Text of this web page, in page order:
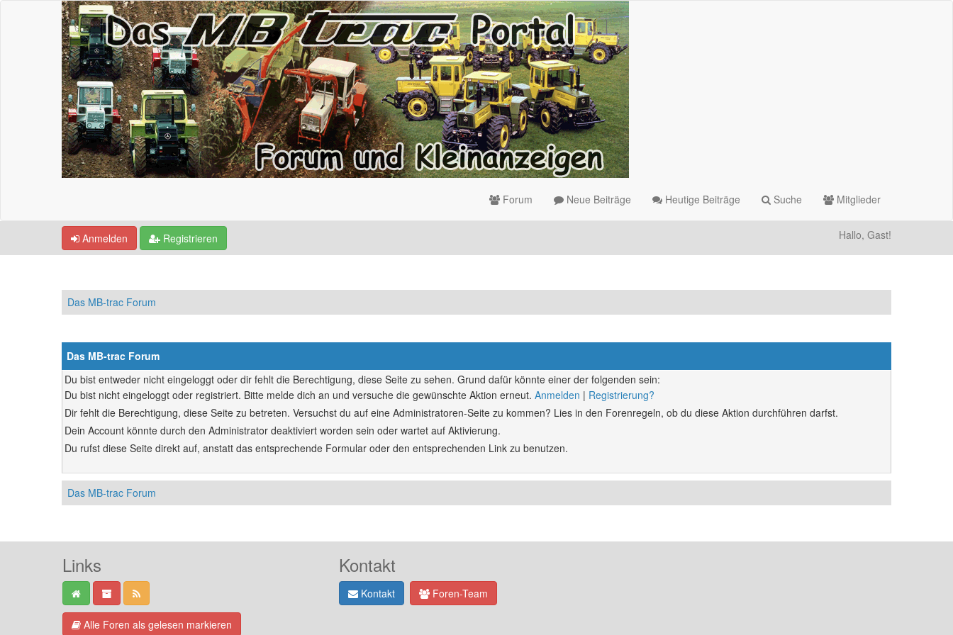
Forum Neue Beiträge Heutige Beiträge Suche Mitglieder
Anmelden Registrieren Hallo, Gast!
Das MB-trac Forum
Das MB-trac Forum
Du bist entweder nicht eingeloggt oder dir fehlt die Berechtigung, diese Seite zu sehen. Grund dafür könnte einer der folgenden sein:
Du bist nicht eingeloggt oder registriert. Bitte melde dich an und versuche die gewünschte Aktion erneut. Anmelden | Registrierung?
Dir fehlt die Berechtigung, diese Seite zu betreten. Versuchst du auf eine Administratoren-Seite zu kommen? Lies in den Forenregeln, ob du diese Aktion durchführen darfst.
Dein Account könnte durch den Administrator deaktiviert worden sein oder wartet auf Aktivierung.
Du rufst diese Seite direkt auf, anstatt das entsprechende Formular oder den entsprechenden Link zu benutzen.
Das MB-trac Forum
Links
Alle Foren als gelesen markieren
Kontakt
Kontakt Foren-Team